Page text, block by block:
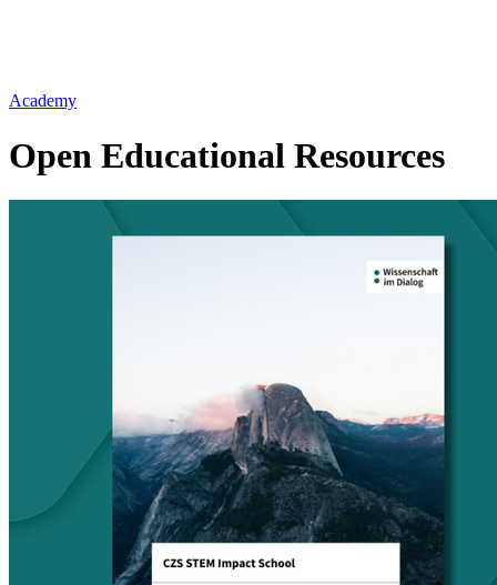
Academy
Open Educational Resources